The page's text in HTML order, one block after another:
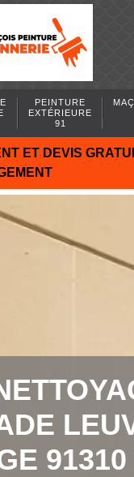
PEINTURE
EXTÉRIEURE
91
ET DEVIS